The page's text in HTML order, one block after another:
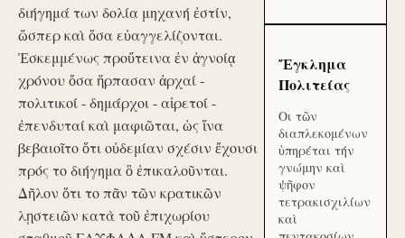
διήγημά των δολία μηχανή ἐστίν,
ὥσπερ καὶ ὅσα εὐαγγελίζονται.
Ἐσκεμμένως προὔτεινα ἐν ἀγνοίᾳ
χρόνου ὅσα ἥρπασαν ἀρχαί -
πολιτικοί - δημάρχοι - αἱρετοί -
ἐπενδυταί καὶ μαφιῶται, ὡς ἵνα
βεβαιοῖτο ὅτι οὐδεμίαν σχέσιν ἔχουσι
πρός το διήγημα ὃ ἐπικαλοῦνται.
Δῆλον ὅτι το πᾶν τῶν κρατικῶν
λῃστειῶν κατὰ τοῦ ἐπιχωρίου
Ἔγκλημα
Πολιτείας
Οι τῶν
διαπλεκομένων
ὑπηρέται τήν
γνώμην καὶ
ψῆφον
τετρακισχιλίων
καὶ